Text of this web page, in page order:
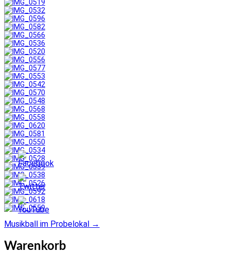
Post
Musikball im Probelokal →
Warenkorb